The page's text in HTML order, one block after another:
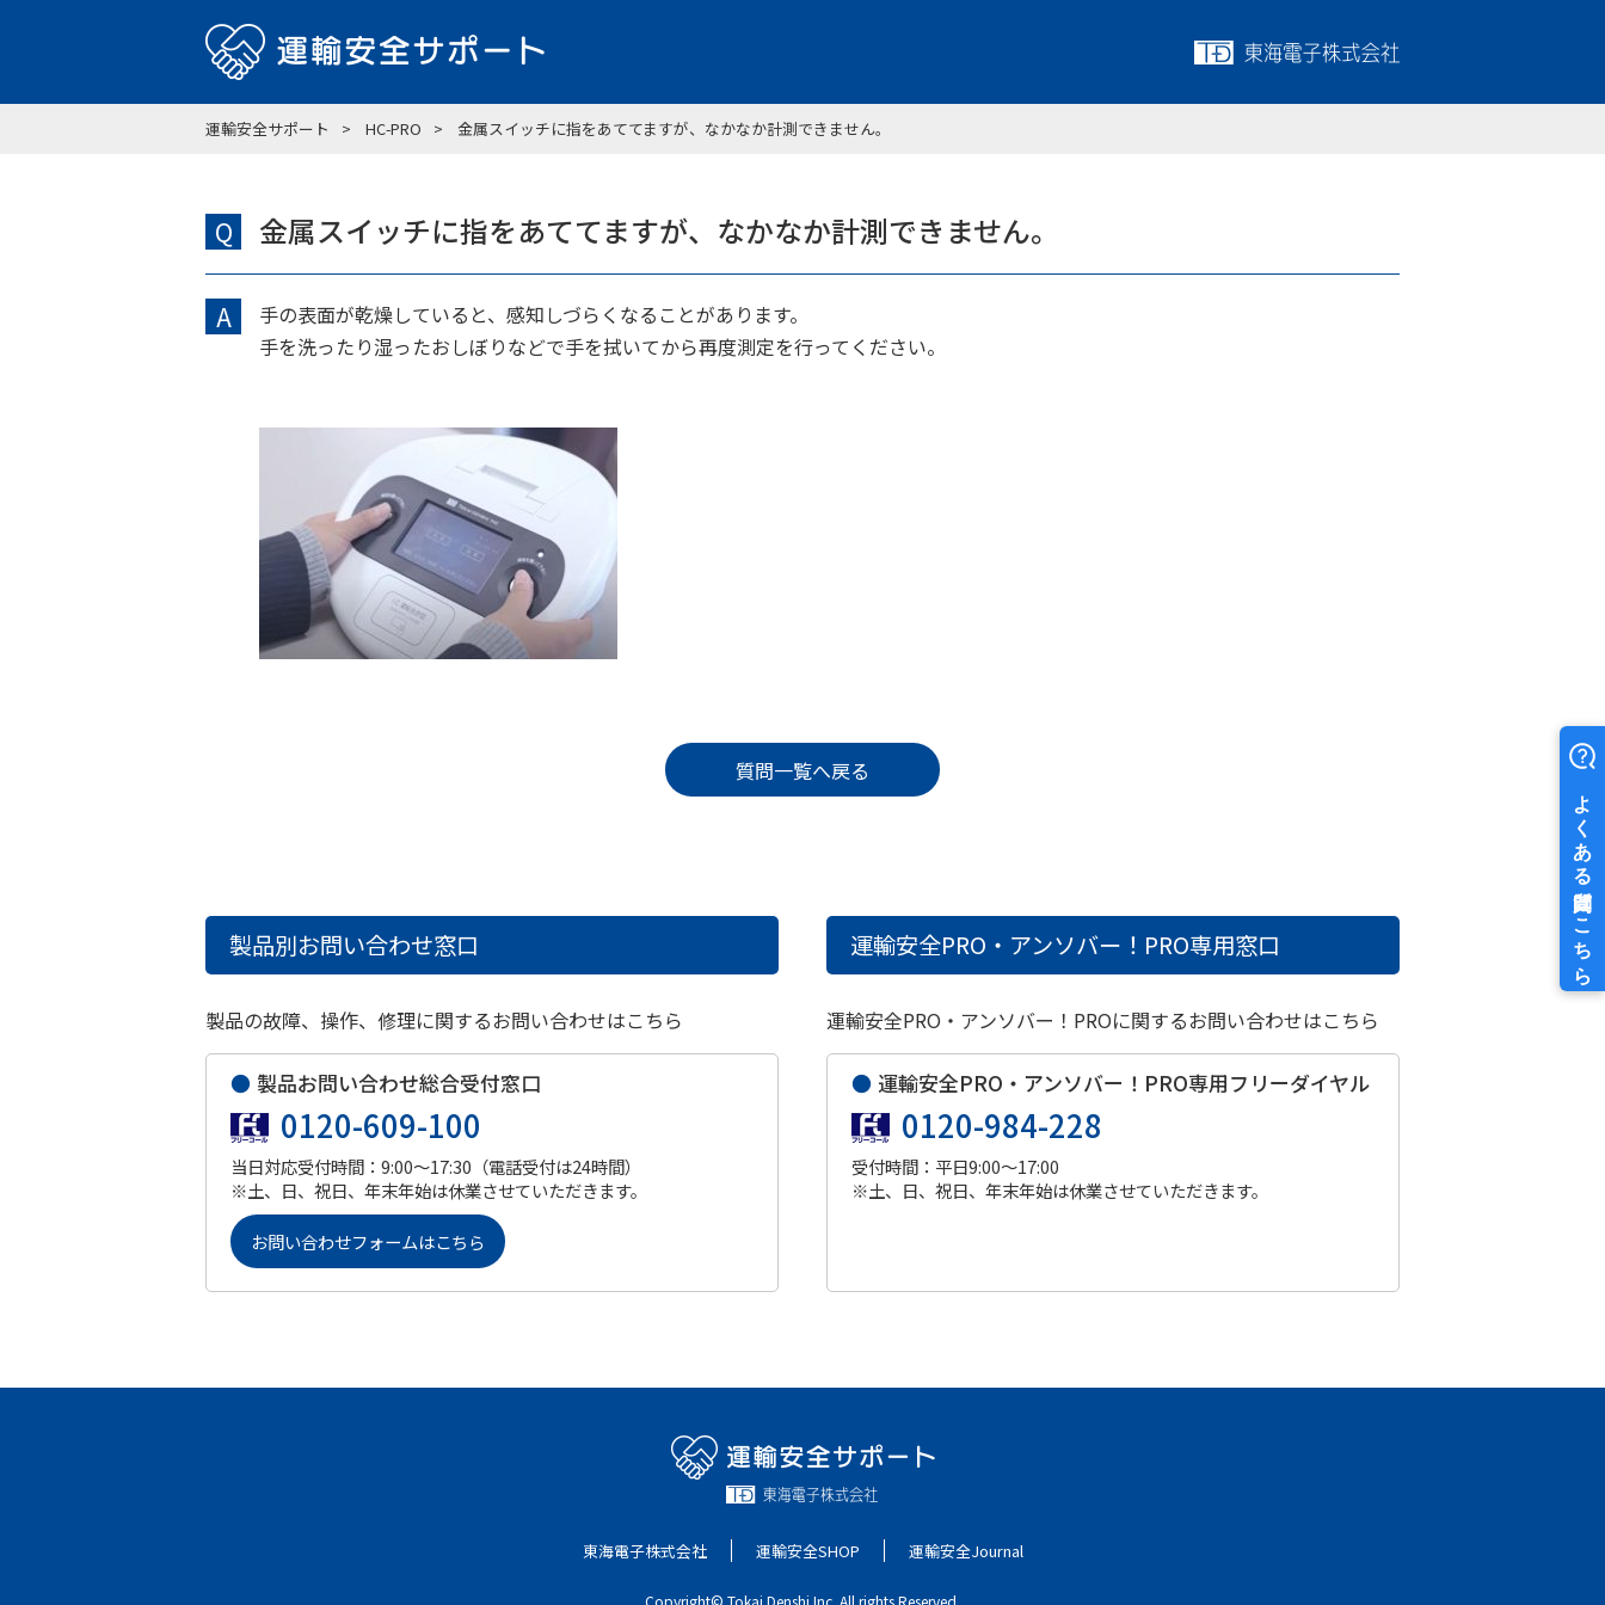
運輸安全サポート HC-PRO 金属スイッチに指をあててますが、なかなか計測できません。
Q 金属スイッチに指をあててますが、なかなか計測できません。
A
手の表面が乾燥していると、感知しづらくなることがあります。
手を洗ったり湿ったおしぼりなどで手を拭いてから再度測定を行ってください。
質問一覧へ戻る
製品別お問い合わせ窓口
製品の故障、操作、修理に関するお問い合わせはこちら
● 製品お問い合わせ総合受付窓口
0120-609-100
当日対応受付時間：9:00～17:30（電話受付は24時間）
※土、日、祝日、年末年始は休業させていただきます。
お問い合わせフォームはこちら
運輸安全PRO・アンソバー！PRO専用窓口
運輸安全PRO・アンソバー！PROに関するお問い合わせはこちら
● 運輸安全PRO・アンソバー！PRO専用フリーダイヤル
0120-984-228
受付時間：平日9:00～17:00
※土、日、祝日、年末年始は休業させていただきます。
東海電子株式会社 運輸安全SHOP 運輸安全Journal
Copyright© Tokai Denshi Inc. All rights Reserved.